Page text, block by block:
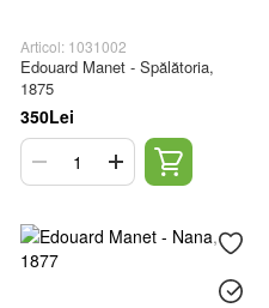
Articol: 1031002
Edouard Manet - Spălătoria,
1875
350Lei